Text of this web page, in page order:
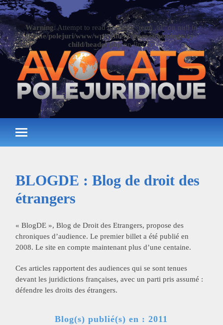
Warning: Attempt to read property "term_id" on null in
/home/polejuri/www/wp-content/themes/hemingway-
child/header.phpon line57
BLOGDE : Blog de droit des
étrangers
« BlogDE », Blog de Droit des Etrangers, propose des
chroniques d’audience. Le premier billet a été publié en
2008. Le site en compte maintenant plus d’une centaine.
Ces articles rapportent des audiences qui se sont tenues
devant les juridictions françaises, avec un parti pris assumé :
défendre les droits des étrangers.
Blog(s) publié(s) en : 2011